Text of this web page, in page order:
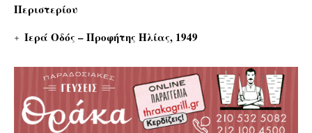
Περιστερίου
Ιερά Οδός – Προφήτης Ηλίας, 1949